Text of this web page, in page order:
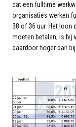
dat een fulltime
organisaties werken
38 of 36 uur. Het loon
moeten betalen, is bij
daardoor hoger dan